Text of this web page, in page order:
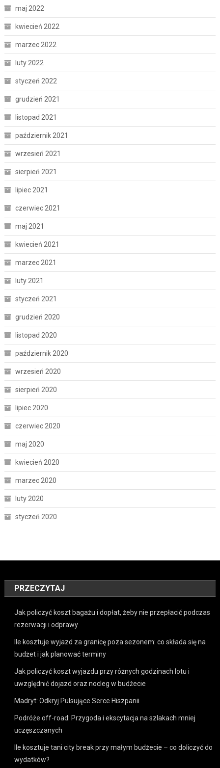
maj 2022
kwiecień 2022
marzec 2022
luty 2022
styczeń 2022
grudzień 2021
listopad 2021
październik 2021
wrzesień 2021
sierpień 2021
lipiec 2021
czerwiec 2021
maj 2021
kwiecień 2021
marzec 2021
luty 2021
styczeń 2021
grudzień 2020
listopad 2020
październik 2020
wrzesień 2020
sierpień 2020
lipiec 2020
czerwiec 2020
maj 2020
kwiecień 2020
marzec 2020
luty 2020
styczeń 2020
PRZECZYTAJ
Jak policzyć koszt bagażu i dopłat, żeby nie przepłacić podczas
rezerwacji i odprawy
Ile kosztuje wyjazd za granicę poza sezonem: co składa się na
budżet i jak planować terminy
Jak policzyć koszt wyjazdu przy różnych godzinach lotu i
uwzględnić dojazd oraz nocleg w budżecie
Madryt: Odkryj Pulsujące Serce Hiszpanii
Podróże off-road: Przygoda i ekscytacja na szlakach mniej
uczęszczanych
Ile kosztuje tani city break przy małym budżecie – co doliczyć do
wydatków?